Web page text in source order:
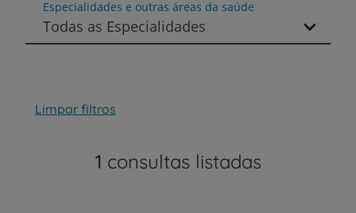
Especialidades e outras áreas da saúde
Todas as Especialidades
Limpar filtros
1 consultas listadas